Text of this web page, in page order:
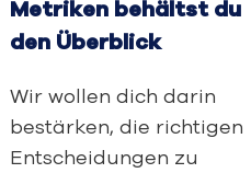
Metriken behältst du
den Überblick
Wir wollen dich darin
bestärken, die richtigen
Entscheidungen zu